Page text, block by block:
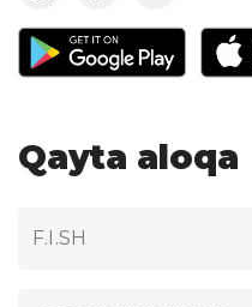
Qayta aloqa